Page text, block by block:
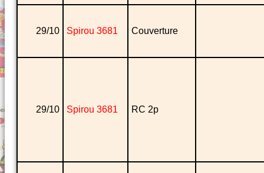
29/10 Spirou 3681 Couverture
29/10 Spirou 3681 RC 2p